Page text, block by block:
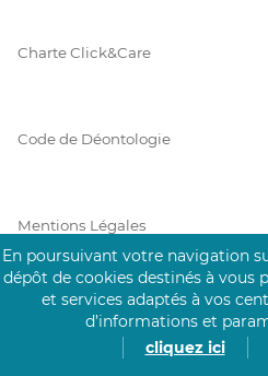
Charte Click&Care
Code de Déontologie
Mentions Légales
Prérequis Click&Care
En poursuivant votre navigation
dépôt de cookies destinés à vous
et services adaptés à vos
d’informations et
cliquez ici